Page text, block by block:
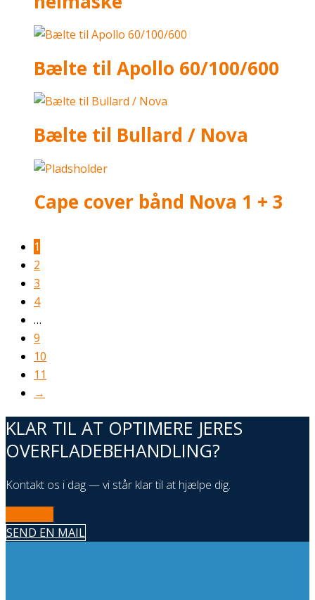
Bælte til Apollo 60/100/600
Bælte til Bullard / Nova
Cape cover bånd Nova 1 + 3
1
2
3
4
…
9
10
11
→
KLAR TIL AT OPTIMERE JERES
OVERFLADEBEHANDLING?
Kontakt os i dag — vi står klar til at hjælpe dig.
SEND EN MAIL